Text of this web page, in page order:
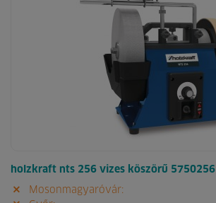
holzkraft nts 256 vizes köszörű 5750256
Mosonmagyaróvár: